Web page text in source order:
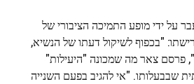
על ידי מופע התמיכה הציבורי של
"בכפוף לשיקול דעתו של הנשיא,
פרסם צאר מה שמכונה "היעילות"
שבבעלותו. "אי להגיב בפעם השנייה